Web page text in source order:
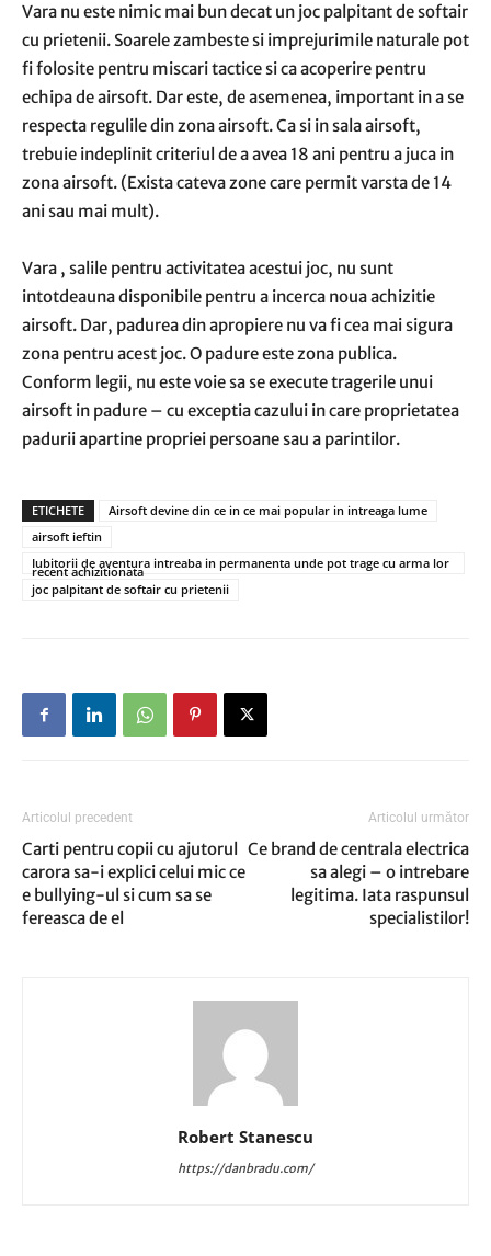
Vara nu este nimic mai bun decat un joc palpitant de softair
cu prietenii. Soarele zambeste si imprejurimile naturale pot
fi folosite pentru miscari tactice si ca acoperire pentru
echipa de airsoft. Dar este, de asemenea, important in a se
respecta regulile din zona airsoft. Ca si in sala airsoft,
trebuie indeplinit criteriul de a avea 18 ani pentru a juca in
zona airsoft. (Exista cateva zone care permit varsta de 14
ani sau mai mult).
Vara , salile pentru activitatea acestui joc, nu sunt
intotdeauna disponibile pentru a incerca noua achizitie
airsoft. Dar, padurea din apropiere nu va fi cea mai sigura
zona pentru acest joc. O padure este zona publica.
Conform legii, nu este voie sa se execute tragerile unui
airsoft in padure – cu exceptia cazului in care proprietatea
padurii apartine propriei persoane sau a parintilor.
ETICHETE
Airsoft devine din ce in ce mai popular in intreaga lume
airsoft ieftin
Iubitorii de aventura intreaba in permanenta unde pot trage cu arma lor
recent achizitionata
joc palpitant de softair cu prietenii
Articolul precedent
Carti pentru copii cu ajutorul
carora sa-i explici celui mic ce
e bullying-ul si cum sa se
fereasca de el
Articolul următor
Ce brand de centrala electrica
sa alegi – o intrebare
legitima. Iata raspunsul
specialistilor!
Robert Stanescu
https://danbradu.com/